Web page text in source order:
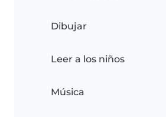
Dibujar
Leer a los niños
Música